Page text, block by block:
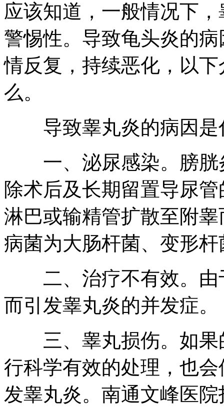
应该知道，一般情况下
警惕性。导致龟头炎的
情反复，持续恶化，以
么。
导致睾丸炎的病因是
一、泌尿感染。膀胱
除术后及长期留置导尿
淋巴或输精管扩散至附
病菌为大肠杆菌、变形
二、治疗不有效。由
而引发睾丸炎的并发症。
三、睾丸损伤。如果
行科学有效的处理，也
发睾丸炎。南通文峰医